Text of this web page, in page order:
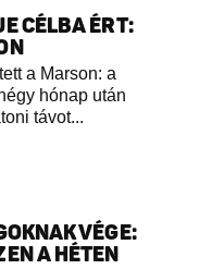
CÉLBA ÉRT:
a Marson: a
hónap után
távot...
VÉGE:
A HÉTEN